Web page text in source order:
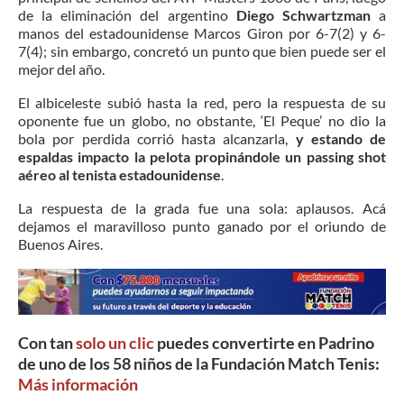
de la eliminación del argentino Diego Schwartzmana
manos del estadounidense Marcos Giron por 6-7(2) y 6-
7(4); sin embargo, concretó un punto que bien puede ser el
mejor del año.
El albiceleste subió hasta la red, pero la respuesta de su
oponente fue un globo, no obstante, ‘El Peque’ no dio la
bola por perdida corrió hasta alcanzarla, y estando de
espaldas impacto la pelota propinándole un passing shot
aéreo al tenista estadounidense
La respuesta de la grada fue una sola: aplausos. Acá
dejamos el maravilloso punto ganado por el oriundo de
Buenos Aires.
Con tansolo un clicpuedes convertirte en Padrino
de uno de los 58 niños de la Fundación Match Tenis:
Más información